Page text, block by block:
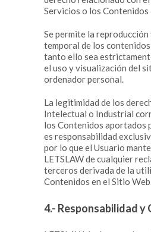
Servicios o los Contenidos
Se permite la
temporal de los
tanto ello sea
el uso y visualización del
ordenador personal.
La legitimidad de los
Intelectual o Industrial
los Contenidos aportados
es responsabilidad
por lo que el Usuario
LETSLAW de cualquier
terceros derivada de la
Contenidos en el Sitio
4.- Responsabilidad y